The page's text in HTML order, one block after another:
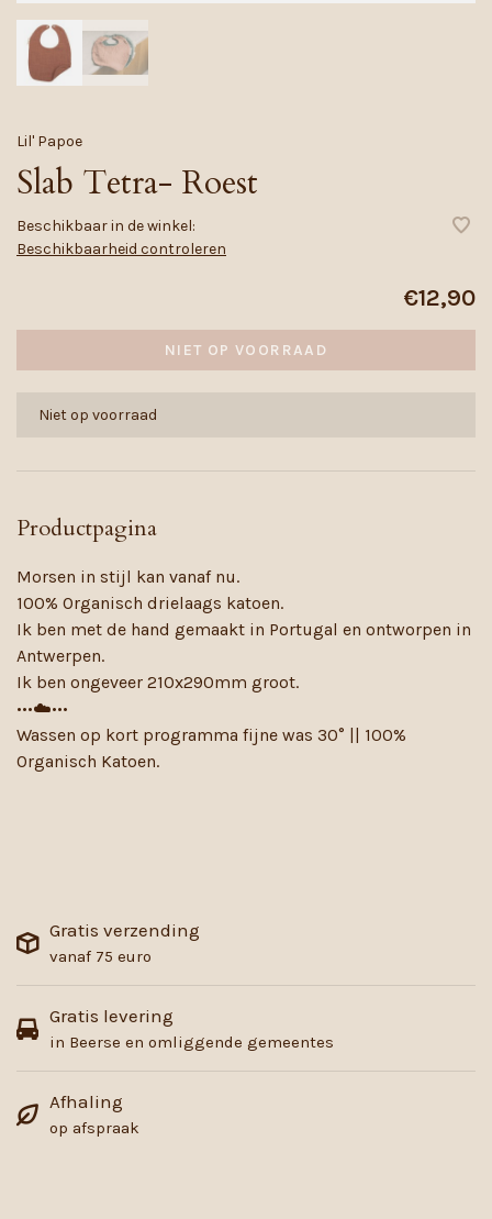
Lil' Papoe
Slab Tetra- Roest
Beschikbaar in de winkel:
Beschikbaarheid controleren
€12,90
NIET OP VOORRAAD
Niet op voorraad
Productpagina
Morsen in stijl kan vanaf nu.
100% Organisch drielaags katoen.
Ik ben met de hand gemaakt in Portugal en ontworpen in
Antwerpen.
Ik ben ongeveer 210x290mm groot.
•••☁️•••
Wassen op kort programma fijne was 30° || 100%
Organisch Katoen.
Gratis verzending
vanaf 75 euro
Gratis levering
in Beerse en omliggende gemeentes
Afhaling
op afspraak